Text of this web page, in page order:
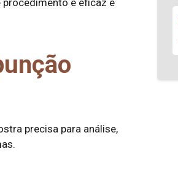
procedimento é eficaz e
precisa para análise,